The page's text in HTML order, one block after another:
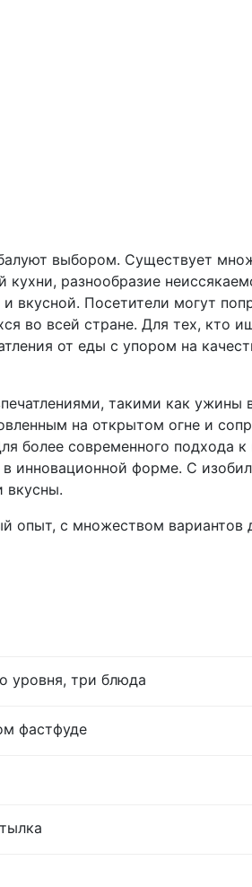
выбором. Существует
разнообразие
вкусной. Посетители могут
во всей стране. Для тех, кто
от еды с упором на
такими как ужины
на открытом огне и
современного подхода к
форме. С
вкусны.
с множеством вариантов
уровня, три блюда
фастфуде